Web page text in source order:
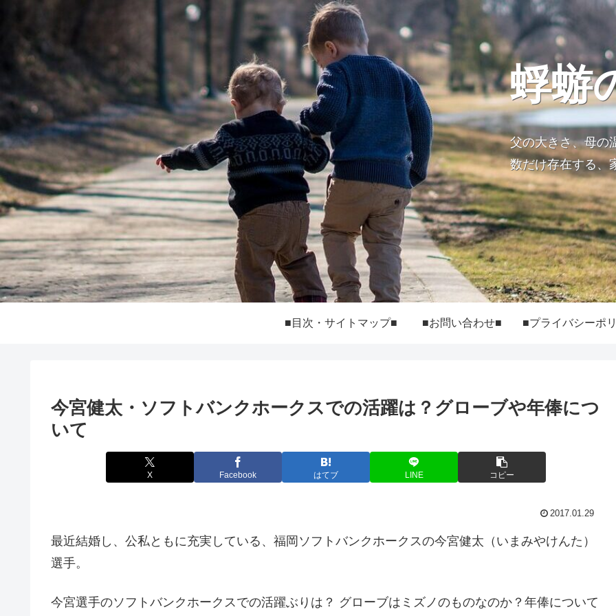
蜉蝣
父の大きさ、母の
数だけ存在する、
■目次・サイトマップ■ ■お問い合わせ■
今宮健太・ソフトバンクホークスでの活躍は？グローブや年俸につ
いて
X Facebook はてブ LINE コピー
2017.01.29
最近結婚し、公私ともに充実している、福岡ソフトバンクホークスの今宮健太（いまみやけんた）
選手。
今宮選手のソフトバンクホークスでの活躍ぶりは？ グローブはミズノのものなのか？年俸について